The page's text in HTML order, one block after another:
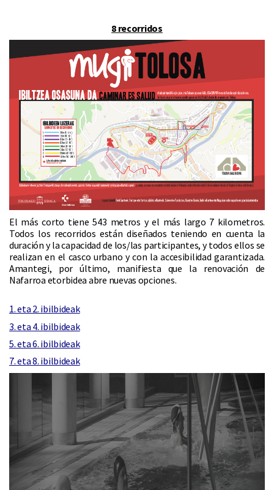
8 recorridos
El más corto tiene 543 metros y el más largo 7 kilometros.
Todos los recorridos están diseñados teniendo en cuenta la
duración y la capacidad de los/las participantes, y todos ellos se
realizan en el casco urbano y con la accesibilidad garantizada.
Amantegi, por último, manifiesta que la renovación de
Nafarroa etorbidea abre nuevas opciones.
1. eta 2. ibilbideak
3. eta 4. ibilbideak
5. eta 6. ibilbideak
7. eta 8. ibilbideak